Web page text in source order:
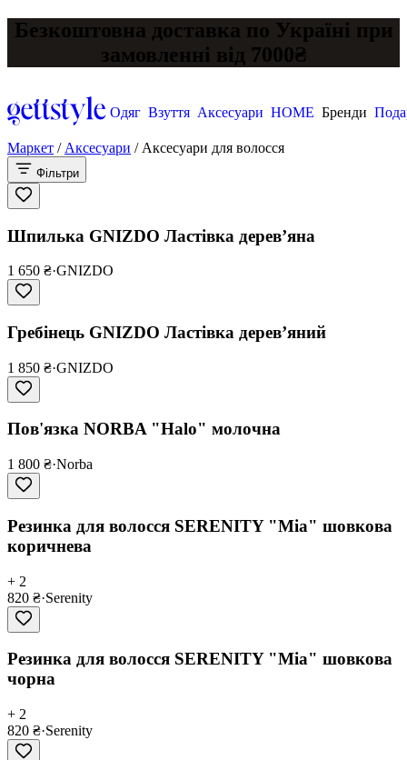
Безкоштовна доставка по Україні при
замовленні від 7000₴
Одяг Взуття Аксесуари HOME Бренди
Маркет / Аксесуари / Аксесуари для волосся
Фільтри
Шпилька GNIZDO Ластівка дерев’яна
1 650 ₴·GNIZDO
Гребінець GNIZDO Ластівка дерев’яний
1 850 ₴·GNIZDO
Пов'язка NORBA "Halo" молочна
1 800 ₴·Norba
Pезинка для волосся SERENITY "Mia" шовкова
коричнева
+ 2
820 ₴·Serenity
Pезинка для волосся SERENITY "Mia" шовкова
чорна
+ 2
820 ₴·Serenity